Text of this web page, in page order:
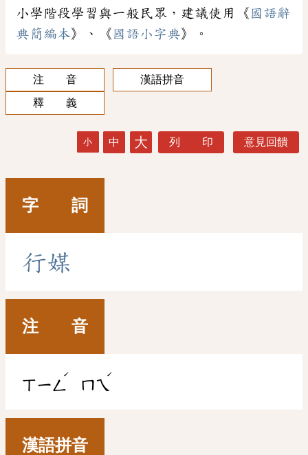
小學階段學習與一般民眾，建議使用《 國語辭
典簡編本》、《 國語小字典》。
注 音
漢語拼音
釋 義
小 中 大 列 印 意見回饋
字 詞
行媒
注 音
ㄒㄧㄥ
ˊ
ㄇㄟ
ˊ
漢語拼音